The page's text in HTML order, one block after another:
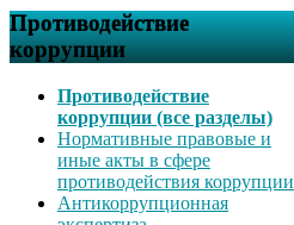
Противодействие
коррупции
Противодействие
коррупции (все разделы)
Нормативные правовые и
иные акты в сфере
противодействия коррупции
Антикоррупционная